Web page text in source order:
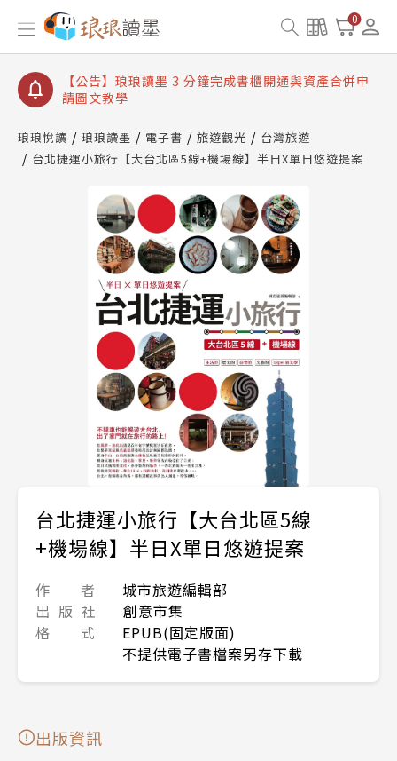
0
【公告】琅琅讀墨數位閱讀資產合併與書櫃開通申請
【公告】琅琅讀墨書櫃開通常見問題
【公告】琅琅讀墨 3 分鐘完成書櫃開通與資產合併申
請圖文教學
查詢
【公告】琅琅讀墨數位閱讀資產合併與書櫃開通申請
琅琅悅讀 琅琅讀墨 電子書 旅遊觀光
台灣旅遊
台北捷運小旅行【大台北區5線+機場線】半日X單日悠遊提案
台北捷運小旅行【大台北區5線
+機場線】半日X單日悠遊提案
作 者
城市旅遊編輯部
出 版 社
創意市集
格 式
EPUB(固定版面)
不提供電子書檔案另存下載
出版資訊